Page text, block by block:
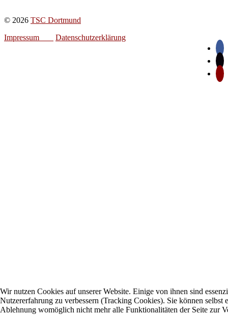
© 2026 TSC Dortmund
Impressum
Datenschutzerklärung
Wir nutzen Cookies auf unserer Website. Einige von ihnen sind
Nutzererfahrung zu verbessern (Tracking Cookies). Sie können selbst
Ablehnung womöglich nicht mehr alle Funktionalitäten der Seite zur